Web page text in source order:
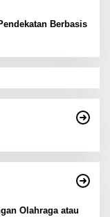
Berbasis
Olahraga atau